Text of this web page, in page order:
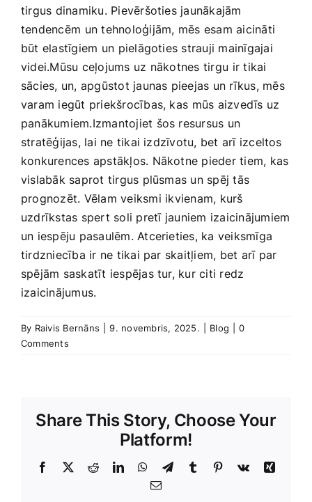
tirgus dinamiku. Pievēršoties jaunākajām
tendencēm ⁤un tehnoloģijām, mēs⁤ esam aicināti
būt elastīgiem un⁢ pielāgoties strauji mainīgajai
videi.Mūsu ceļojums⁢ uz nākotnes tirgu⁢ ir‌ tikai
sācies, un, apgūstot jaunas pieejas un rīkus, mēs
varam iegūt priekšrocības, kas ⁢mūs aizvedīs uz
panākumiem.Izmantojiet šos resursus un
stratēģijas, lai ne tikai izdzīvotu, bet arī izceltos
konkurences apstākļos.‍ Nākotne‍ pieder tiem, kas
vislabāk saprot tirgus plūsmas un spēj tās
prognozēt. Vēlam veiksmi⁢ ikvienam,‌ kurš
uzdrīkstas spert‍ soli pretī⁢ jauniem ​izaicinājumiem
un iespēju pasaulēm. Atcerieties, ka veiksmīga
tirdzniecība ‌ir ne tikai par skaitļiem, bet arī par
spējām saskatīt iespējas tur, kur citi redz
izaicinājumus.
By Raivis Bernāns 9. novembris, 2025. Blog
0
Comments
Share This Story, Choose Your
Platform!
Facebook
X RedditLinkedInWhatsApp
TelegramTumblr Pinterest
Vk
Xing
E-